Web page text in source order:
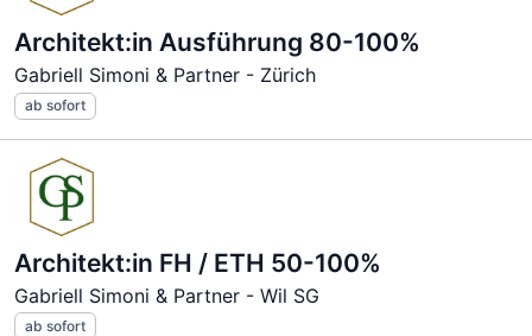
Architekt:in Ausführung 80-100%
Gabriell Simoni & Partner - Zürich
ab sofort
Architekt:in FH / ETH 50-100%
Gabriell Simoni & Partner - Wil SG
ab sofort